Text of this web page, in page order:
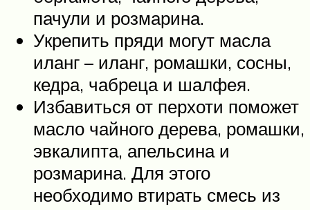
пачули и розмарина.
Укрепить пряди могут масла
иланг – иланг, ромашки, сосны,
кедра, чабреца и шалфея.
Избавиться от перхоти поможет
масло чайного дерева, ромашки,
эвкалипта, апельсина и
розмарина. Для этого
необходимо втирать смесь из